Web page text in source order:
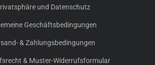
und Datenschutz
Geschäftsbedingungen
& Zahlungsbedingungen
& Muster-Widerrufsformular